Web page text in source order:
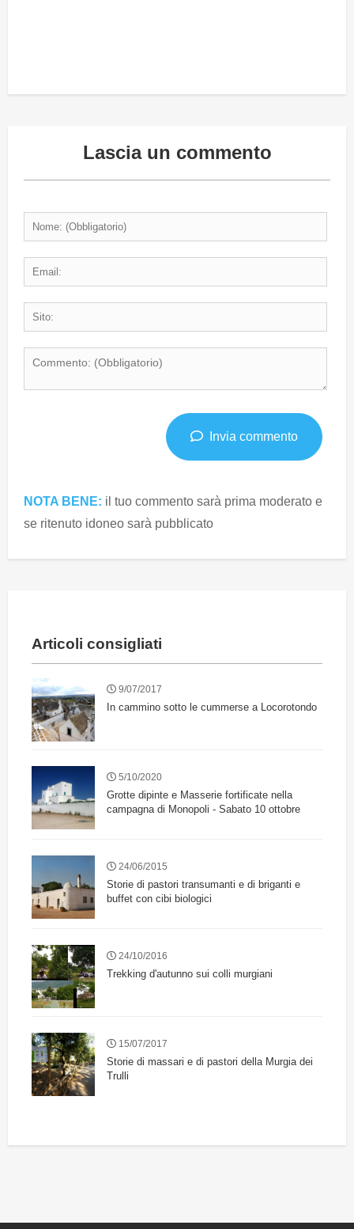
Lascia un commento
Invia commento
NOTA BENE: il tuo commento sarà prima moderato e
se ritenuto idoneo sarà pubblicato
Articoli consigliati
9/07/2017
In cammino sotto le cummerse a Locorotondo
5/10/2020
Grotte dipinte e Masserie fortificate nella
campagna di Monopoli - Sabato 10 ottobre
24/06/2015
Storie di pastori transumanti e di briganti e
buffet con cibi biologici
24/10/2016
Trekking d'autunno sui colli murgiani
15/07/2017
Storie di massari e di pastori della Murgia dei
Trulli